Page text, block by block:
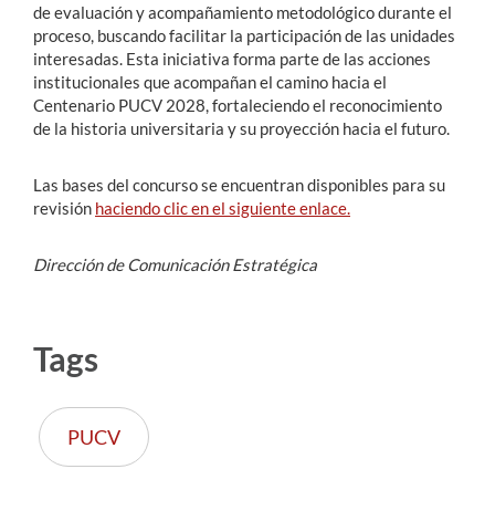
de evaluación y acompañamiento metodológico durante el
proceso, buscando facilitar la participación de las unidades
interesadas. Esta iniciativa forma parte de las acciones
institucionales que acompañan el camino hacia el
Centenario PUCV 2028, fortaleciendo el reconocimiento
de la historia universitaria y su proyección hacia el futuro.
Las bases del concurso se encuentran disponibles para su
revisión haciendo clic en el siguiente enlace.
Dirección de Comunicación Estratégica
Tags
PUCV